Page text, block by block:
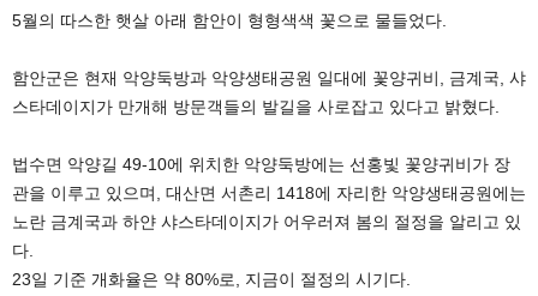
5월의 따스한 햇살 아래 함안이 형형색색 꽃으로 물들었다.
함안군은 현재 악양둑방과 악양생태공원 일대에 꽃양귀비, 금계국, 샤
스타데이지가 만개해 방문객들의 발길을 사로잡고 있다고 밝혔다.
법수면 악양길 49-10에 위치한 악양둑방에는 선홍빛 꽃양귀비가 장
관을 이루고 있으며, 대산면 서촌리 1418에 자리한 악양생태공원에는
노란 금계국과 하얀 샤스타데이지가 어우러져 봄의 절정을 알리고 있
다.
23일 기준 개화율은 약 80%로, 지금이 절정의 시기다.